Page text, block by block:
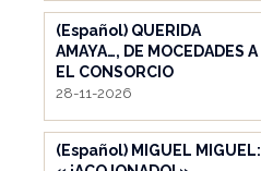
(Español) QUERIDA
AMAYA…, DE MOCEDADES A
EL CONSORCIO
28-11-2026
(Español) MIGUEL MIGUEL: